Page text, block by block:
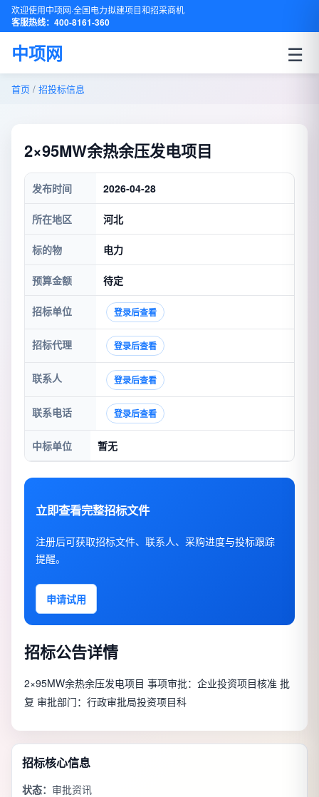
欢迎使用中项网·全国电力拟建项目和招采商机
客服热线：400-8161-360
中项网 ☰
首页 / 招投标信息
2×95MW余热余压发电项目
发布时间 2026-04-28
所在地区 河北
标的物 电力
预算金额 待定
招标单位 登录后查看
招标代理 登录后查看
联系人 登录后查看
联系电话 登录后查看
中标单位 暂无
立即查看完整招标文件
注册后可获取招标文件、联系人、采购进度与投标跟踪
提醒。
申请试用
招标公告详情
2×95MW余热余压发电项目 事项审批：企业投资项目核准 批
复 审批部门：行政审批局投资项目科
招标核心信息
状态： 审批资讯